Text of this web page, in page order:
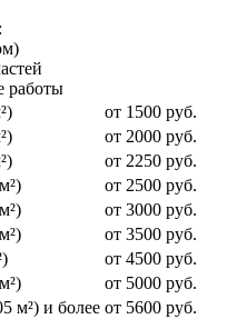
работы
от 1500 руб.
от 2000 руб.
от 2250 руб.
от 2500 руб.
от 3000 руб.
от 3500 руб.
от 4500 руб.
от 5000 руб.
м²) и более от 5600 руб.